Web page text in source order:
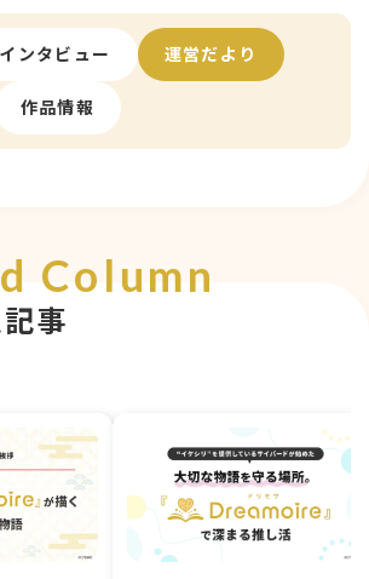
インタビュー 運営だより
作品情報
Column
事